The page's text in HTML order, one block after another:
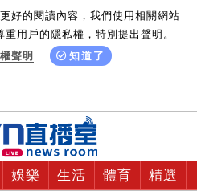
好的閱讀內容，我們使用相關網站
用戶的隱私權，特別提出聲明。
聲明
知道了
娛樂 生活 體育 精選